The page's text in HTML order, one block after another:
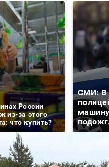
России
из-за этого
что купить?
СМИ: В